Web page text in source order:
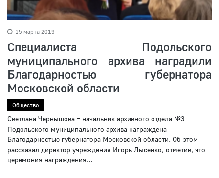
15 марта 2019
Специалиста Подольского
муниципального архива наградили
Благодарностью губернатора
Московской области
Общество
Светлана Чернышова – начальник архивного отдела №3
Подольского муниципального архива награждена
Благодарностью губернатора Московской области. Об этом
рассказал директор учреждения Игорь Лысенко, отметив, что
церемония награждения...